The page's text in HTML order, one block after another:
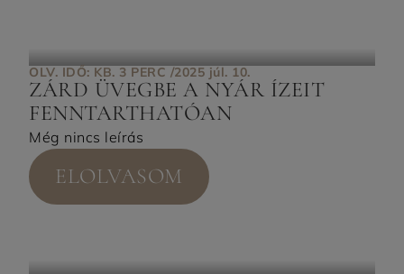
OLV. IDŐ: KB. 3 PERC /2025 júl. 10.
ZÁRD ÜVEGBE A NYÁR ÍZEIT
FENNTARTHATÓAN
Még nincs leírás
ELOLVASOM